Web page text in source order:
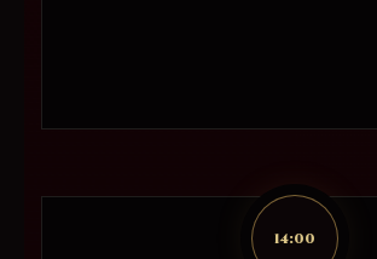
14:00